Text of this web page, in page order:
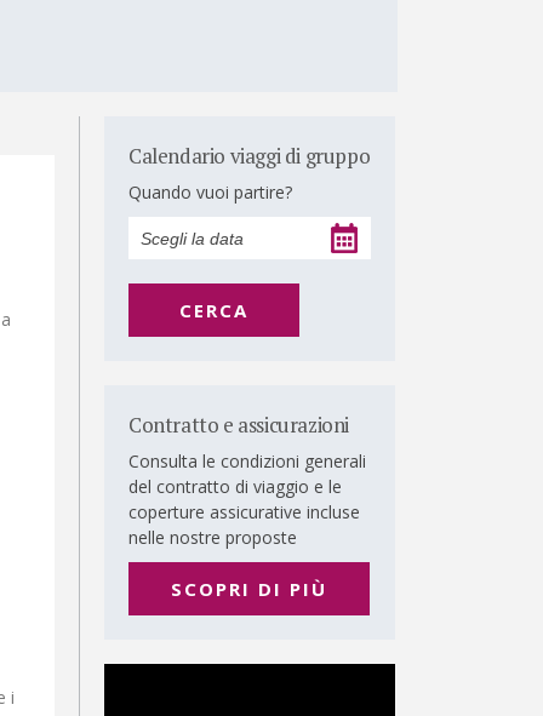
i
Calendario viaggi di gruppo
Quando vuoi partire?
CERCA
Contratto e assicurazioni
Consulta le condizioni generali
del contratto di viaggio e le
coperture assicurative incluse
nelle nostre proposte
SCOPRI DI PIÙ